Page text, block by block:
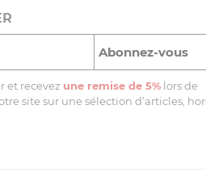
et recevez une remise de 5% lors de
site sur une sélection d’articles,